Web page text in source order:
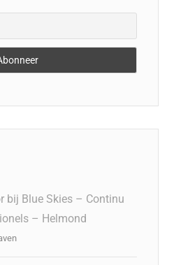
bij Blue Skies – Continu
– Helmond